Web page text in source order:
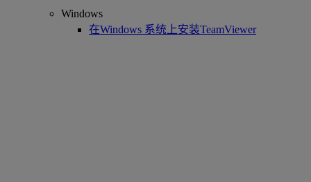
Windows
在Windows 系统上安装TeamViewer